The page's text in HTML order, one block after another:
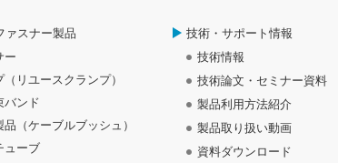
ァスナー製品
ー
リユースクランプ）
バンド
（ケーブルブッシュ）
ューブ
技術・サポート情報
技術情報
技術論文・セミナー資料
製品利用方法紹介
製品取り扱い動画
資料ダウンロード